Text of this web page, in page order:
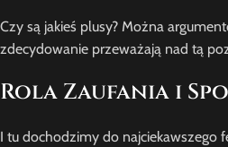
Czy są jakieś plusy? Można
zdecydowanie przeważają nad tą
Rola Zaufania i
I tu dochodzimy do najciekawszego